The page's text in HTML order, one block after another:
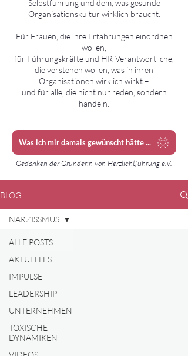
Selbstführung und dem, was gesunde
Organisationskultur wirklich braucht.
Für Frauen, die ihre Erfahrungen einordnen
wollen,
für Führungskräfte und HR-Verantwortliche,
die verstehen wollen, was in ihren
Organisationen wirklich wirkt –
und für alle, die nicht nur reden, sondern
handeln.
Was ich mir damals gewünscht hätte ...
Gedanken der Gründerin von Herzlichtführung e.V.
BLOG
ALLE POSTS
AKTUELLES
IMPULSE
LEADERSHIP
UNTERNEHMEN
TOXISCHE
DYNAMIKEN
NARZISSMUS